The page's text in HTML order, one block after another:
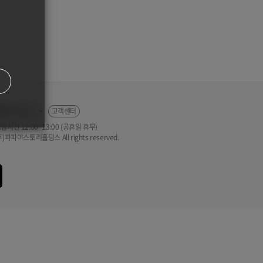
고객센터
시간 12:00~13:00 (공휴일 휴무)
파야스토리홀딩스 All rights reserved.